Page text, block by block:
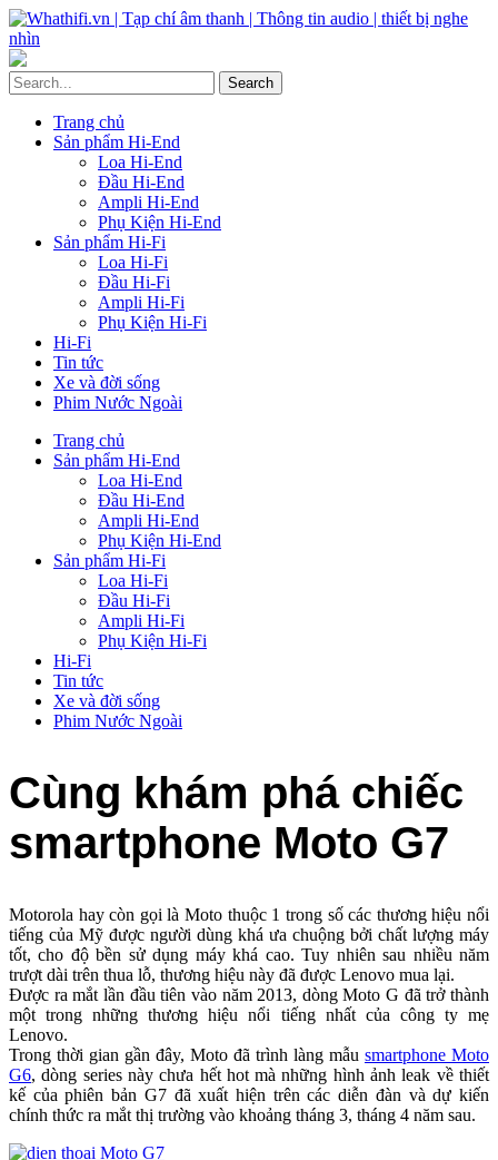
Trang chủ
Sản phẩm Hi-End
Loa Hi-End
Đầu Hi-End
Ampli Hi-End
Phụ Kiện Hi-End
Sản phẩm Hi-Fi
Loa Hi-Fi
Đầu Hi-Fi
Ampli Hi-Fi
Phụ Kiện Hi-Fi
Hi-Fi
Tin tức
Xe và đời sống
Phim Nước Ngoài
Trang chủ
Sản phẩm Hi-End
Loa Hi-End
Đầu Hi-End
Ampli Hi-End
Phụ Kiện Hi-End
Sản phẩm Hi-Fi
Loa Hi-Fi
Đầu Hi-Fi
Ampli Hi-Fi
Phụ Kiện Hi-Fi
Hi-Fi
Tin tức
Xe và đời sống
Phim Nước Ngoài
Cùng khám phá chiếc
smartphone Moto G7
Motorola hay còn gọi là Moto thuộc 1 trong số các thương hiệu nổi
tiếng của Mỹ được người dùng khá ưa chuộng bởi chất lượng máy
tốt, cho độ bền sử dụng máy khá cao. Tuy nhiên sau nhiều năm
trượt dài trên thua lỗ, thương hiệu này đã được Lenovo mua lại.
Được ra mắt lần đầu tiên vào năm 2013, dòng Moto G đã trở thành
một trong những thương hiệu nổi tiếng nhất của công ty mẹ
Lenovo.
Trong thời gian gần đây, Moto đã trình làng mẫu smartphone Moto
G6, dòng series này chưa hết hot mà những hình ảnh leak về thiết
kế của phiên bản G7 đã xuất hiện trên các diễn đàn và dự kiến
chính thức ra mắt thị trường vào khoảng tháng 3, tháng 4 năm sau.